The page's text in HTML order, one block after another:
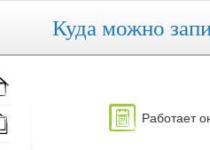
Куда можно
Работает